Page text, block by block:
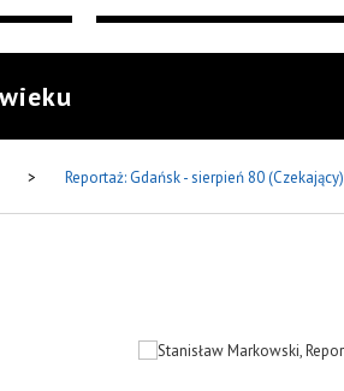
> Reportaż: Gdańsk - sierpień 80 (Czekający)